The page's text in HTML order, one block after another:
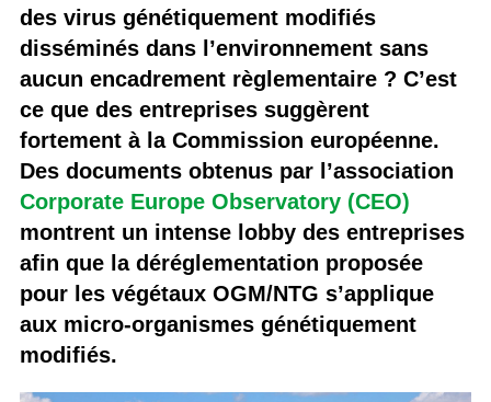
des virus génétiquement modifiés
disséminés dans l’environnement sans
aucun encadrement règlementaire ? C’est
ce que des entreprises suggèrent
fortement à la Commission européenne.
Des documents obtenus par l’association
Corporate Europe Observatory (CEO)
montrent un intense lobby des entreprises
afin que la déréglementation proposée
pour les végétaux OGM/NTG s’applique
aux micro-organismes génétiquement
modifiés.